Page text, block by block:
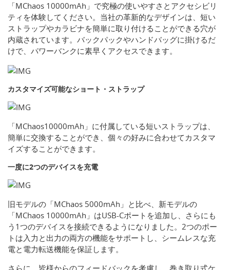
「MChaos 10000mAh」で究極の使いやすさとアクセシビリ
ティを体験してください。当社の革新的なデザインは、短い
ストラップやカラビナを簡単に取り付けることができる穴が
内蔵されています。バックパックやハンドバッグに掛けるだ
けで、パワーバンクに素早くアクセスできます。
カスタマイズ可能なショート・ストラップ
「MChaos10000mAh」に付属している短いストラップは、
簡単に交換することができ、個々の好みに合わせてカスタマ
イズすることができます。
一度に2つのデバイスを充電
旧モデルの「MChaos 5000mAh」と比べ、新モデルの
「MChaos 10000mAh」はUSB-Cポートを追加し、さらにも
う1つのデバイスを接続できるようになりました。2つのポー
トは入力と出力の両方の機能をサポートし、シームレスな充
電と電力転送機能を保証します。